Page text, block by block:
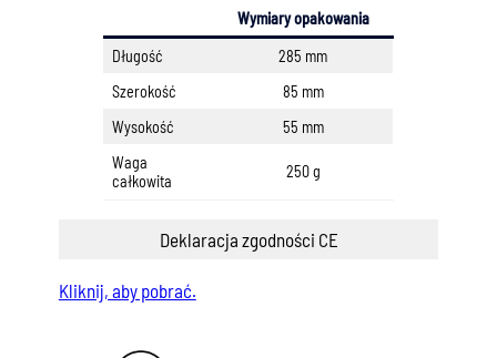
Wymiary opakowania
Długość
285 mm
Szerokość
85 mm
Wysokość
55 mm
Waga
całkowita
250 g
Deklaracja zgodności CE
Kliknij, aby pobrać.